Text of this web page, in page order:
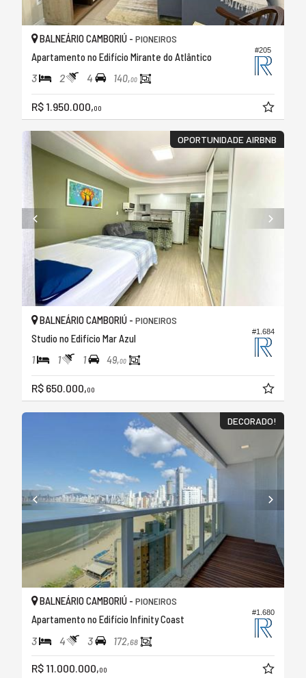
#205
BALNEÁRIO CAMBORIÚ - PIONEIROS
Apartamento no Edifício Mirante do Atlântico
3 2 4 140,00
R$ 1.950.000,00
OPORTUNIDADE AIRBNB
#1.684
BALNEÁRIO CAMBORIÚ - PIONEIROS
Studio no Edifício Mar Azul
1 1 1 49,00
R$ 650.000,00
DECORADO!
#1.680
BALNEÁRIO CAMBORIÚ - PIONEIROS
Apartamento no Edifício Infinity Coast
3 4 3 172,68
R$ 11.000.000,00